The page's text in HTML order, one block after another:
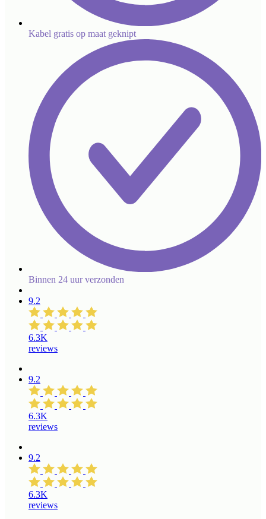
Kabel gratis op maat geknipt
Binnen 24 uur verzonden
9.2
6.3K
reviews
9.2
6.3K
reviews
9.2
6.3K
reviews